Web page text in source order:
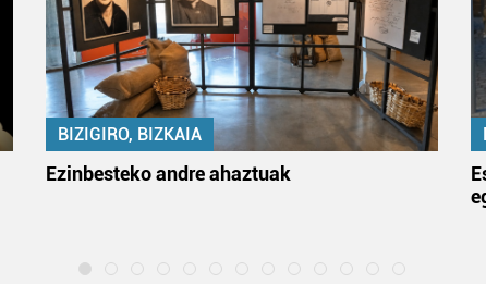
BIZIGIRO, BIZKAIA
Ezinbesteko andre ahaztuak